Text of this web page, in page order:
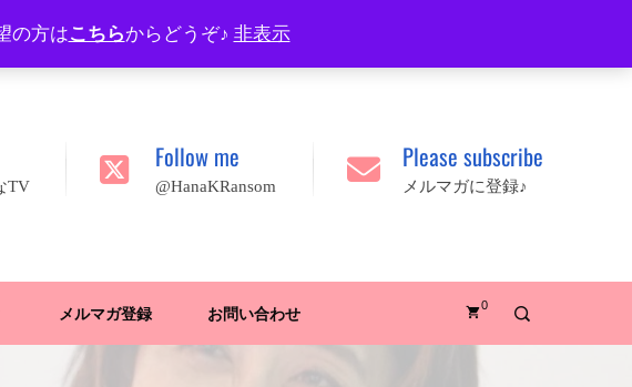
の方はこちらからどうぞ♪ 非表示
プロフィール FAQ
TV
Follow me
@HanaKRansom
Please subscribe
メルマガに登録♪
メルマガ登録 お問い合わせ 0